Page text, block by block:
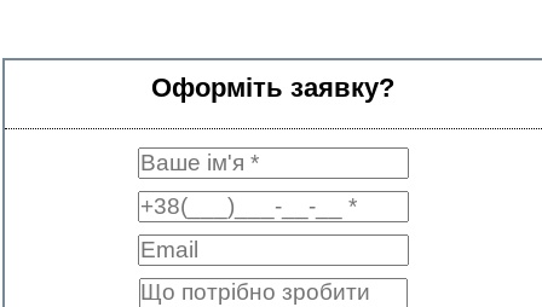
Оформіть заявку?